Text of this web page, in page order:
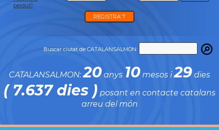
perdut?
REGISTRA'T
Buscar ciutat de CATALANSALMON:
CATALANSALMON:20 anys 10 mesos i29 dies
( 7.637 dies ) posant en contacte catalans
arreu del món